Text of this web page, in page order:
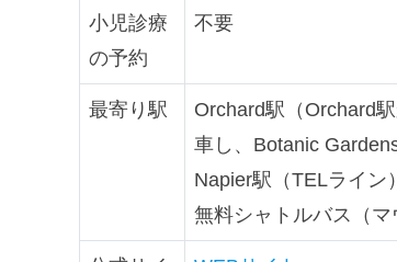
小児診療
の予約
不要
最寄り駅
Orchard駅（Orchard
車し、Botanic
Napier駅（TELライン
無料シャトルバス（マ